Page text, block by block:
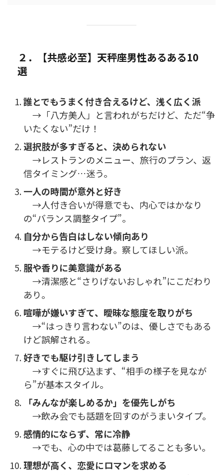
２．【共感必至】天秤座男性あるある10
選
誰とでもうまく付き合えるけど、浅く広く派
→「八方美人」と言われがちだけど、ただ“争
いたくない”だけ！
選択肢が多すぎると、決められない
→レストランのメニュー、旅行のプラン、返
信タイミング…迷う。
一人の時間が意外と好き
→人付き合いが得意でも、内心ではかなり
の“バランス調整タイプ”。
自分から告白はしない傾向あり
→モテるけど受け身。察してほしい派。
服や香りに美意識がある
→清潔感と“さりげないおしゃれ”にこだわり
あり。
喧嘩が嫌いすぎて、曖昧な態度を取りがち
→“はっきり言わない”のは、優しさでもある
けど誤解される。
好きでも駆け引きしてしまう
→すぐに飛び込まず、“相手の様子を見なが
ら”が基本スタイル。
「みんなが楽しめるか」を優先しがち
→飲み会でも話題を回すのがうまいタイプ。
感情的にならず、常に冷静
→でも、心の中では葛藤してることも多い。
理想が高く、恋愛にロマンを求める